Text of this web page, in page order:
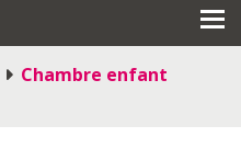
Chambre enfant